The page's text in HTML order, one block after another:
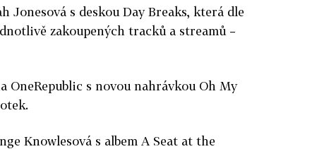
Jonesová s deskou Day Breaks, která dle
zakoupených tracků a streamů –
OneRepublic s novou nahrávkou Oh My
Knowlesová s albem A Seat at the